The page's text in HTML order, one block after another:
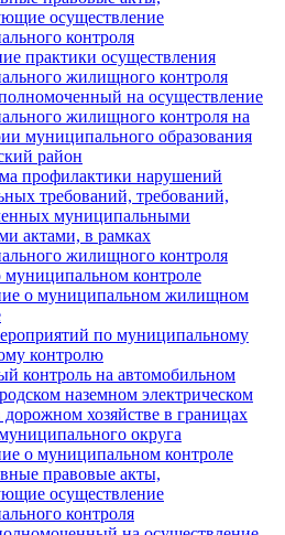
осуществление
контроля
практики осуществления
жилищного контроля
на осуществление
жилищного контроля на
муниципального образования
район
профилактики нарушений
требований, требований,
муниципальными
актами, в рамках
жилищного контроля
муниципальном контроле
о муниципальном жилищном
по муниципальному
контролю
контроль на автомобильном
наземном электрическом
дорожном хозяйстве в границах
округа
о муниципальном контроле
правовые акты,
осуществление
контроля